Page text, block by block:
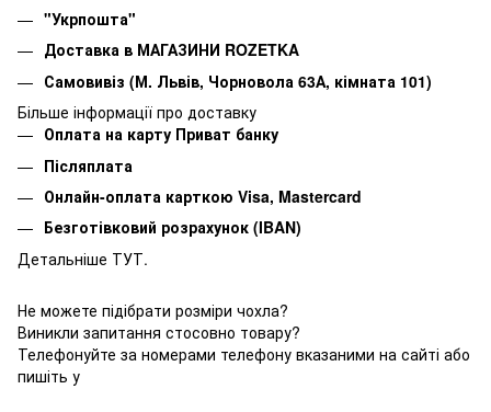
"Укрпошта"
Доставка в МАГАЗИНИ ROZETKA
Самовивіз (М. Львів, Чорновола 63А, кімната 101)
Більше інформації про доставку
Оплата на карту Приват банку
Післяплата
Онлайн-оплата карткою Visa, Mastercard
Безготівковий розрахунок (IBAN)
Детальніше ТУТ.
Не можете підібрати розміри чохла?
Виникли запитання стосовно товару?
Телефонуйте за номерами телефону вказаними на сайті або
пишіть у